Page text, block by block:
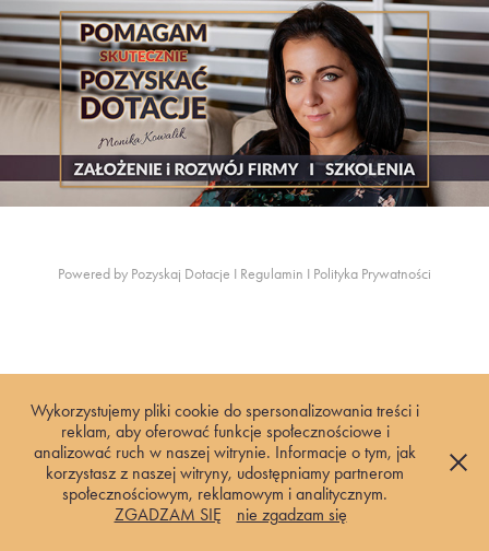
Powered by Pozyskaj Dotacje I Regulamin I Polityka Prywatności
Wykorzystujemy pliki cookie do spersonalizowania treści i
reklam, aby oferować funkcje społecznościowe i
analizować ruch w naszej witrynie. Informacje o tym, jak
korzystasz z naszej witryny, udostępniamy partnerom
społecznościowym, reklamowym i analitycznym.
ZGADZAM SIĘ
nie zgadzam się